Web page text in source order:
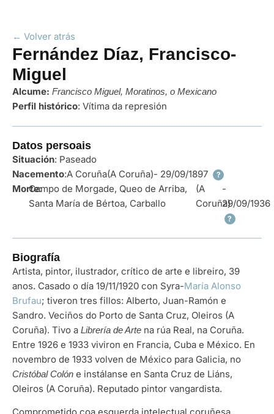
← Volver atrás
Fernández Díaz, Francisco-
Miguel
Alcume: Francisco Miguel, Moratinos, o Mexicano
Perfil histórico: Vítima da represión
Datos persoais
Situación: Paseado
Nacemento:A Coruña(A Coruña)- 29/09/1897 ?
Morte:
Campo de Morgade, Queo de Arriba,
Santa María de Bértoa, Carballo
(A
Coruña)
-
29/09/1936
?
Biografía
Artista, pintor, ilustrador, crítico de arte e libreiro, 39
anos. Casado o día 19/11/1920 con Syra-María Alonso
Brufau; tiveron tres fillos: Alberto, Juan-Ramón e
Sandro. Veciños do Porto de Santa Cruz, Oleiros (A
Coruña). Tivo a Librería de Arte na rúa Real, na Coruña.
Entre 1926 e 1933 viviron en Francia, Cuba e México. En
novembro de 1933 volven de México para Galicia, no
Cristóbal Colón e instálanse en Santa Cruz de Liáns,
Oleiros (A Coruña). Reputado pintor vangardista.